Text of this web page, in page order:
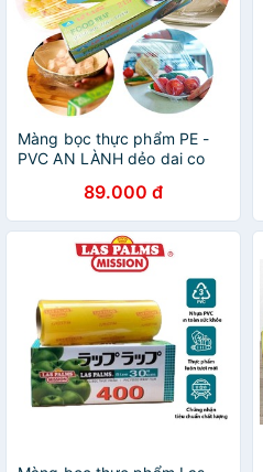
Màng bọc thực phẩm PE -
PVC AN LÀNH dẻo dai co
200m dùng được trong lò vi
sóng sport
89.000 đ